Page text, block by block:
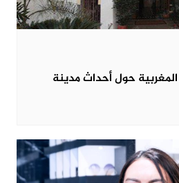
المغربية حول أحداث مدينة